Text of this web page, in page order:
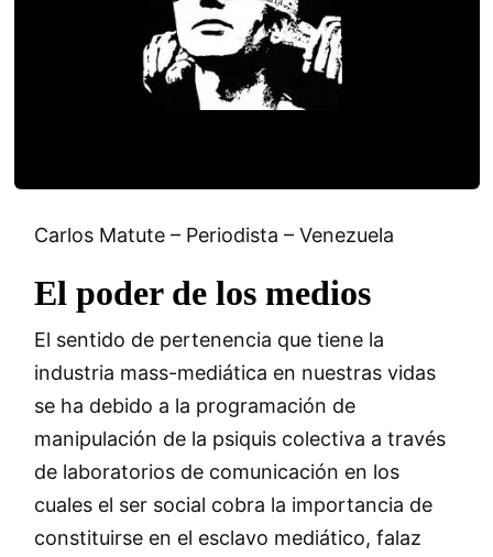
Carlos Matute – Periodista – Venezuela
El poder de los medios
El sentido de pertenencia que tiene la
industria mass-mediática en nuestras vidas
se ha debido a la programación de
manipulación de la psiquis colectiva a través
de laboratorios de comunicación en los
cuales el ser social cobra la importancia de
constituirse en el esclavo mediático, falaz